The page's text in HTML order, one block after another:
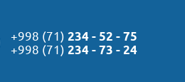
+998 (71) 234 - 52 - 75
+998 (71) 234 - 73 - 24